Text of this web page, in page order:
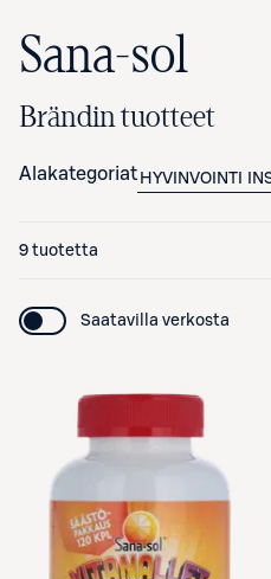
Sana-sol
Brändin tuotteet
Alakategoriat HYVINVOINTI
9 tuotetta
Saatavilla verkosta